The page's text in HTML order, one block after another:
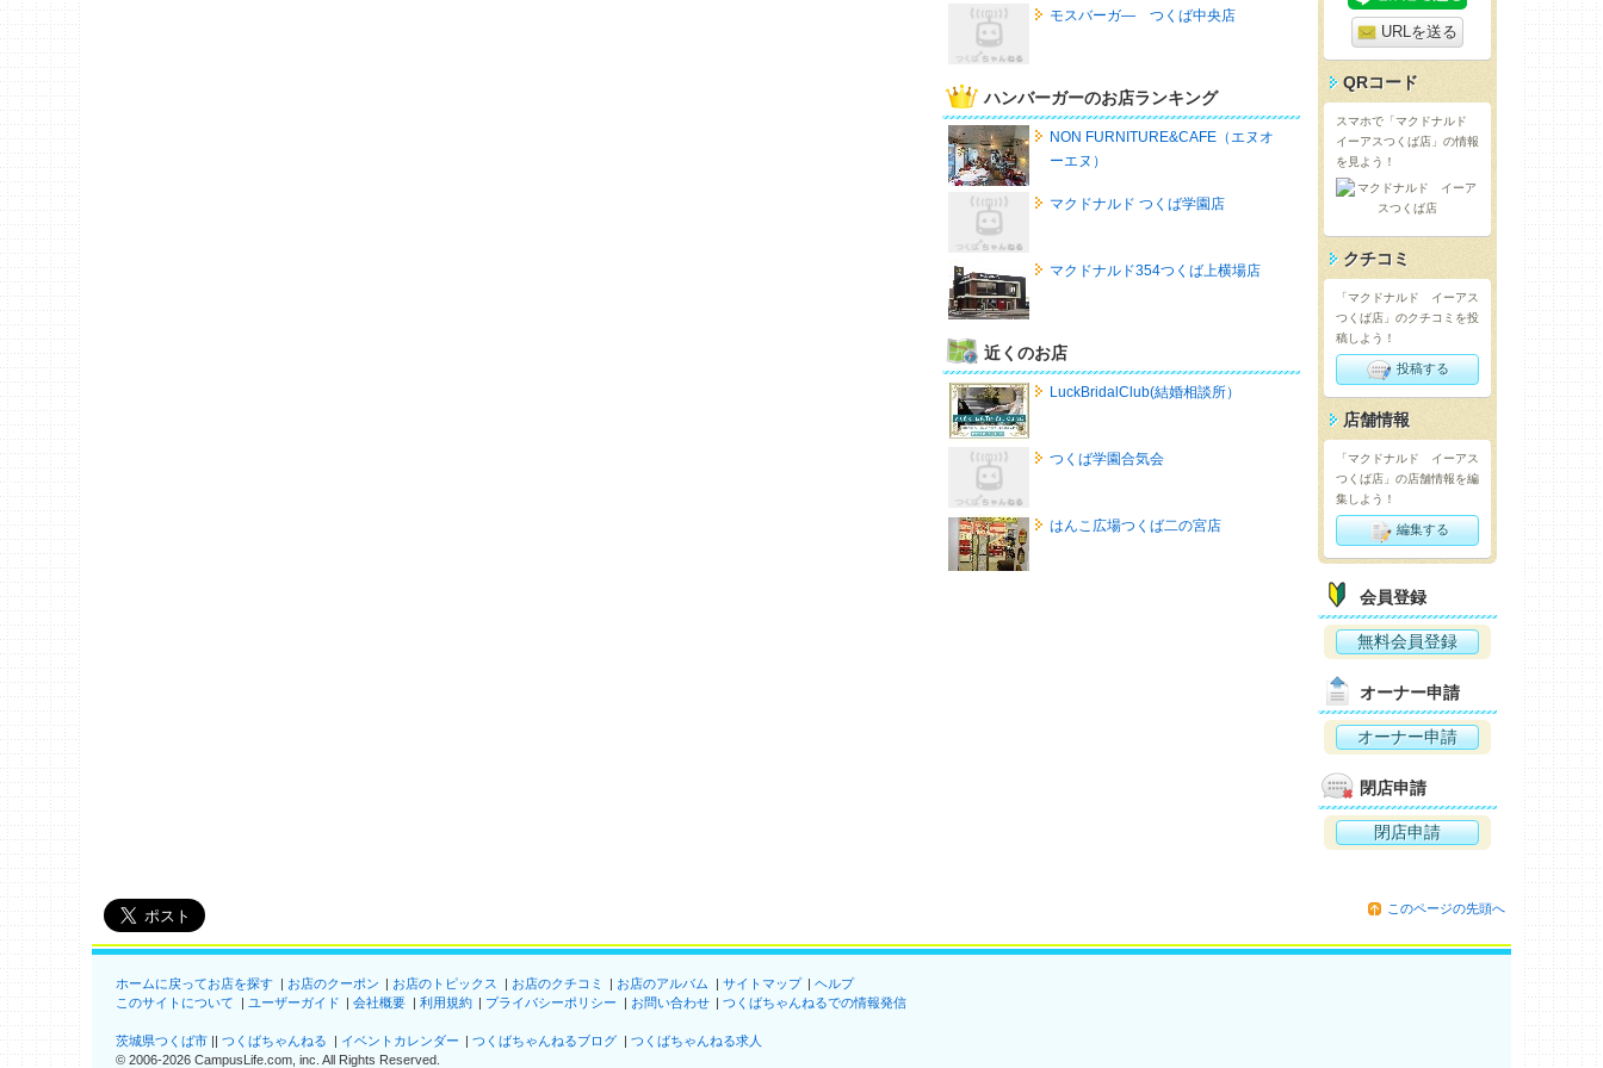
モスバーガ― つくば中央店
ハンバーガーのお店ランキング
NON FURNITURE&CAFE（エヌオ
ーエヌ）
マクドナルド つくば学園店
マクドナルド354つくば上横場店
近くのお店
LuckBridalClub(結婚相談所）
つくば学園合気会
はんこ広場つくば二の宮店
URLを送る
QRコード
スマホで「マクドナルド
イーアスつくば店」の情報
を見よう！
クチコミ
「マクドナルド イーアス
つくば店」のクチコミを投
稿しよう！
投稿する
店舗情報
「マクドナルド イーアス
つくば店」の店舗情報を編
集しよう！
編集する
会員登録
無料会員登録
オーナー申請
オーナー申請
閉店申請
閉店申請
このページの先頭へ
ホームに戻ってお店を探す お店のクーポン お店のトピックス お店のクチコミ お店のアルバム サイトマップ
ヘルプ
このサイトについて
ユーザーガイド 会社概要 利用規約 プライバシーポリシー お問い合わせ つくばちゃんねるでの情報発信
茨城県つくば市 つくばちゃんねる イベントカレンダー つくばちゃんねるブログ
つくばちゃんねる求人
© 2006-2026 CampusLife.com, inc. All Rights Reserved